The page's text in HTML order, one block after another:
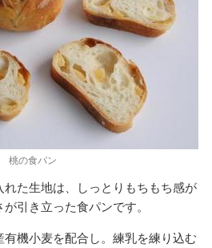
桃の食パン
た生地は、しっとりもちもち感が
引き立った食パンです。
機小麦を配合し。練乳を練り込む